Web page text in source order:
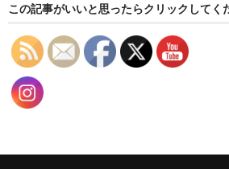
送料のご案内
スタッフブログ
この記事がいいと思ったらクリックしてく